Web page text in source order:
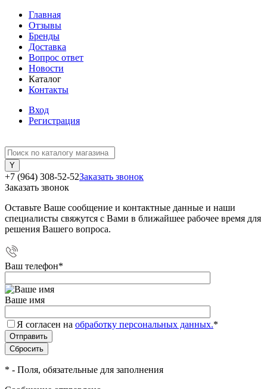
Главная
Отзывы
Бренды
Доставка
Вопрос ответ
Новости
Каталог
Контакты
Вход
Регистрация
+7 (964) 308-52-52Заказать звонок
Заказать звонок
Оставьте Ваше сообщение и контактные данные и наши
специалисты свяжутся с Вами в ближайшее рабочее время для
решения Вашего вопроса.
Ваш телефон*
Ваше имя
Я согласен на обработку персональных данных.*
* - Поля, обязательные для заполнения